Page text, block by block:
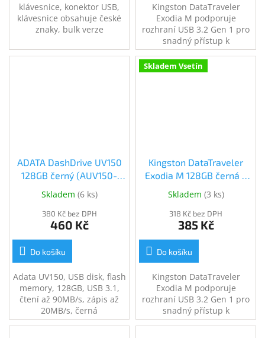
klávesnice, konektor USB,
klávesnice obsahuje české
znaky, bulk verze
Kingston DataTraveler
Exodia M podporuje
rozhraní USB 3.2 Gen 1 pro
snadný přístup k
notebookům, stolním
počítačům, monitorům a
dalším digitálním zařízením.
ADATA DashDrive UV150
128GB černý (AUV150-
128G-RBK)
Skladem (6 ks)
380 Kč bez DPH
460 Kč
Do košíku
Adata UV150, USB disk, flash
memory, 128GB, USB 3.1,
čtení až 90MB/s, zápis až
20MB/s, černá
Skladem Vsetín
Kingston DataTraveler
Exodia M 128GB černá +
červená (DTXM/128GB)
Skladem (3 ks)
318 Kč bez DPH
385 Kč
Do košíku
Kingston DataTraveler
Exodia M podporuje
rozhraní USB 3.2 Gen 1 pro
snadný přístup k
notebookům, stolním